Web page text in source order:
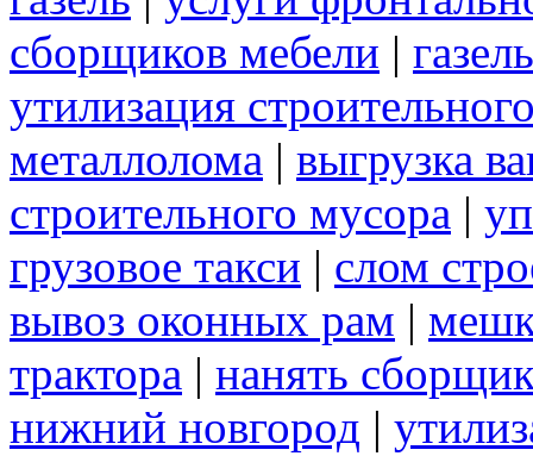
сборщиков мебели |
утилизация
металлолома | выгрузка
строительного мусора |
грузовое такси | слом
вывоз оконных рам |
трактора | нанять
нижний новгород |